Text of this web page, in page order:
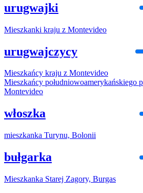
urugwajki
Mieszkanki kraju z Montevideo
urugwajczycy
Mieszkańcy kraju z Montevideo
Mieszkańcy południowoamerykańskiego
Montevideo
włoszka
mieszkanka Turynu, Bolonii
bułgarka
Mieszkanka Starej Zagory, Burgas